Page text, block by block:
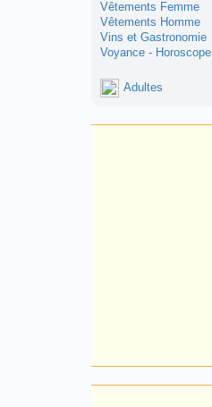
Vêtements Femme
Vêtements Homme
Vins et Gastronomie
Voyance - Horoscope
Adultes